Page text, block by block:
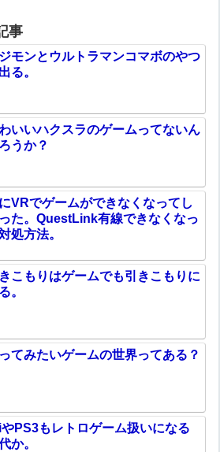
事
モンとウルトラマンコマボのやつ
る。
いいハクスラのゲームってないん
うか？
VRでゲームができなくなってし
た。QuestLink有線できなくなっ
処方法。
こもりはゲームでも引きこもりに
。
てみたいゲームの世界ってある？
PS3もレトロゲーム扱いになる
か。